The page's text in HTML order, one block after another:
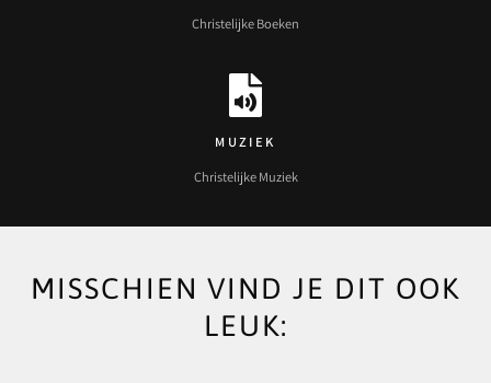
Christelijke Boeken
MUZIEK
Christelijke Muziek
MISSCHIEN VIND JE DIT OOK
LEUK: